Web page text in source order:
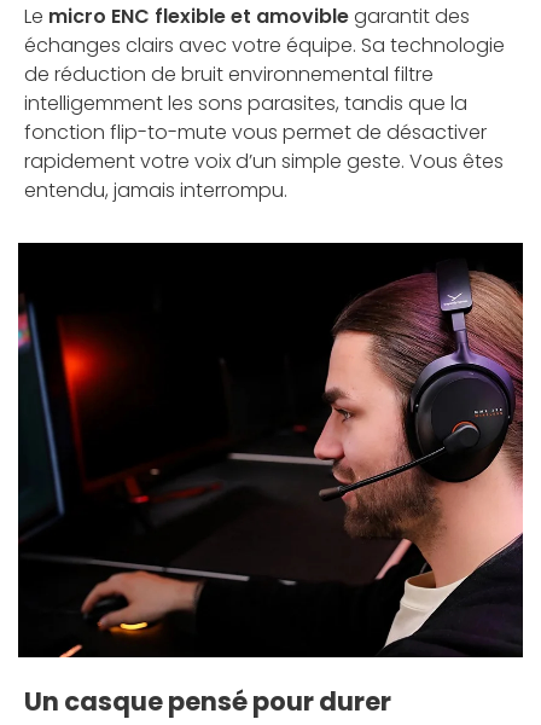
Le micro ENC flexible et amoviblegarantit des
échanges clairs avec votre équipe. Sa technologie
de réduction de bruit environnemental filtre
intelligemment les sons parasites, tandis que la
fonction flip-to-mute vous permet de désactiver
rapidement votre voix d’un simple geste. Vous êtes
entendu, jamais interrompu.
Un casque pensé pour durer